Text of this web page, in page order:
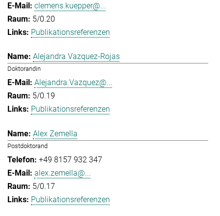
clemens.kuepper@...
5/0.20
Publikationsreferenzen
Alejandra Vazquez-Rojas
Doktorandin
Alejandra.Vazquez@...
5/0.19
Publikationsreferenzen
Alex Zemella
Postdoktorand
+49 8157 932 347
alex.zemella@...
5/0.17
Publikationsreferenzen